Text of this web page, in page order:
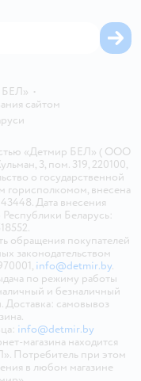
•
сайтом
«Детмир БЕЛ» ( ООО
3, пом. 319, 220100,
о государственной
внесена
Дата внесения
Республики Беларусь:
обращения покупателей
законодательством
info@detmir.by.
по режиму работы
и безналичный
Доставка: самовывоз
info@detmir.by
магазина находится
Потребитель при этом
в любом магазине